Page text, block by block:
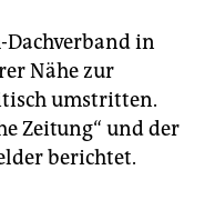
in
Nähe zur
umstritten.
Zeitung“ und der
berichtet.